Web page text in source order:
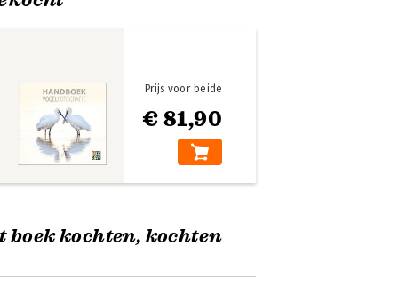
€ 81,90
Prijs voor beide
boek kochten, kochten